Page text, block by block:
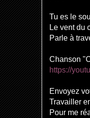
Tu es le
Le vent du
Parle à
Chanson
https://
Envoyez
Travailler
Pour me